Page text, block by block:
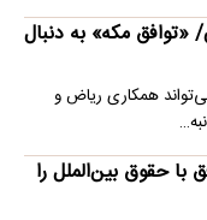
«توافق مکه» به دنبال
همکاری ریاض و
با حقوق بین‌الملل را